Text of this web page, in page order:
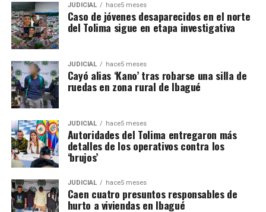
JUDICIAL hace5 meses
Caso de jóvenes desaparecidos en el norte
del Tolima sigue en etapa investigativa
JUDICIAL hace5 meses
Cayó alias ‘Kano’ tras robarse una silla de
ruedas en zona rural de Ibagué
JUDICIAL hace5 meses
Autoridades del Tolima entregaron más
detalles de los operativos contra los
‘brujos’
JUDICIAL hace5 meses
Caen cuatro presuntos responsables de
hurto a viviendas en Ibagué